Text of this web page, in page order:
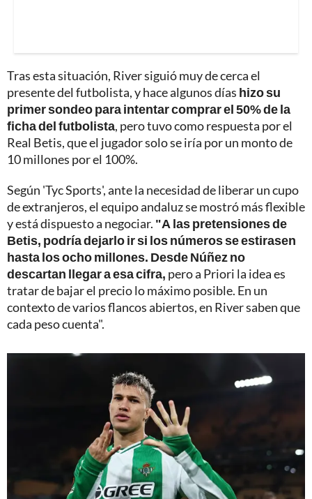
Tras esta situación, River siguió muy de cerca el
presente del futbolista, y hace algunos días hizo su
primer sondeo para intentar comprar el 50% de la
ficha del futbolista, pero tuvo como respuesta por el
Real Betis, que el jugador solo se iría por un monto de
10 millones por el 100%.
Según 'Tyc Sports', ante la necesidad de liberar un cupo
de extranjeros, el equipo andaluz se mostró más flexible
y está dispuesto a negociar. "A las pretensiones de
Betis, podría dejarlo ir si los números se estirasen
hasta los ocho millones. Desde Núñez no
descartan llegar a esa cifra, pero a Priori la idea es
tratar de bajar el precio lo máximo posible. En un
contexto de varios flancos abiertos, en River saben que
cada peso cuenta".